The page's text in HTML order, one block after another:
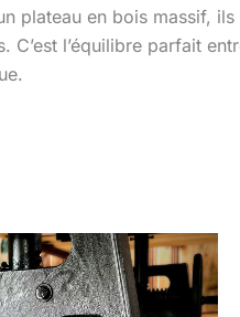
plateau en bois massif,
C’est l’équilibre parfait